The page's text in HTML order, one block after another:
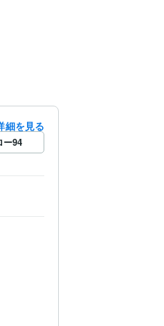
細を見る
ー94